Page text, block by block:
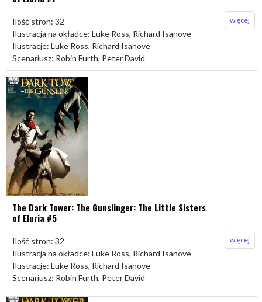
Ilość stron: 32
Ilustracja na okładce: Luke Ross, Richard Isanove
Ilustracje: Luke Ross, Richard Isanove
Scenariusz: Robin Furth, Peter David
więcej
The Dark Tower: The Gunslinger: The Little Sisters
of Eluria #5
Ilość stron: 32
Ilustracja na okładce: Luke Ross, Richard Isanove
Ilustracje: Luke Ross, Richard Isanove
Scenariusz: Robin Furth, Peter David
więcej